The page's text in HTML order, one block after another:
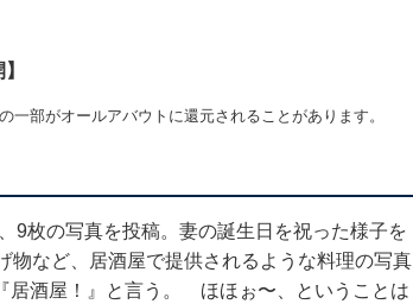
部がオールアバウトに還元されることがあります。
9枚の写真を投稿。妻の誕生日を祝った様子を
など、居酒屋で提供されるような料理の写真
居酒屋！』と言う。 ほほぉ〜、ということは